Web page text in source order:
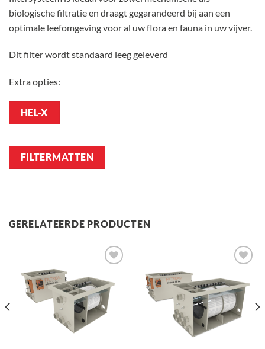
biologische filtratie en draagt gegarandeerd bij aan een
optimale leefomgeving voor al uw flora en fauna in uw vijver.
Dit filter wordt standaard leeg geleverd
Extra opties:
HEL-X
FILTERMATTEN
GERELATEERDE PRODUCTEN
aan
verlanglijst
aan
verlanglijst